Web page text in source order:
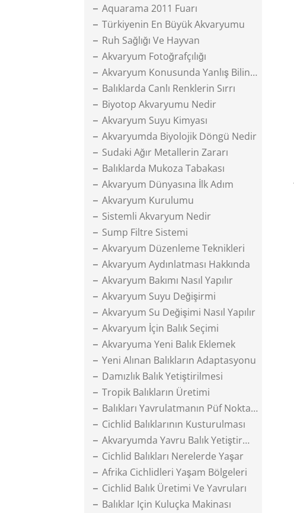
Aquarama 2011 Fuarı
Türkiyenin En Büyük Akvaryumu
Ruh Sağlığı Ve Hayvan
Akvaryum Fotoğrafçılığı
Akvaryum Konusunda Yanlış Bilinenler
Balıklarda Canlı Renklerin Sırrı
Biyotop Akvaryumu Nedir
Akvaryum Suyu Kimyası
Akvaryumda Biyolojik Döngü Nedir
Sudaki Ağır Metallerin Zararı
Balıklarda Mukoza Tabakası
Akvaryum Dünyasına İlk Adım
Akvaryum Kurulumu
Sistemli Akvaryum Nedir
Sump Filtre Sistemi
Akvaryum Düzenleme Teknikleri
Akvaryum Aydınlatması Hakkında
Akvaryum Bakımı Nasıl Yapılır
Akvaryum Suyu Değişirmi
Akvaryum Su Değişimi Nasıl Yapılır
Akvaryum İçin Balık Seçimi
Akvaryuma Yeni Balık Eklemek
Yeni Alınan Balıkların Adaptasyonu
Damızlık Balık Yetiştirilmesi
Tropik Balıkların Üretimi
Balıkları Yavrulatmanın Püf Noktaları
Cichlid Balıklarının Kusturulması
Akvaryumda Yavru Balık Yetiştirmek
Cichlid Balıkları Nerelerde Yaşar
Afrika Cichlidleri Yaşam Bölgeleri
Cichlid Balık Üretimi Ve Yavruları
Balıklar Için Kuluçka Makinası